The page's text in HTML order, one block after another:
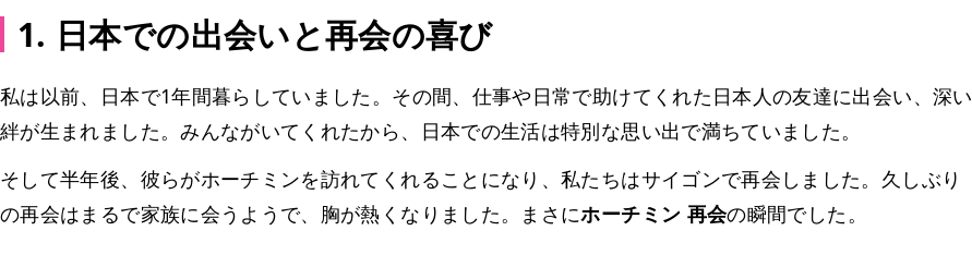
1. 日本での出会いと再会の喜び
私は以前、日本で1年間暮らしていました。その間、仕事や日常で助けてくれた日本人の友達に出会い、深い
絆が生まれました。みんながいてくれたから、日本での生活は特別な思い出で満ちていました。
そして半年後、彼らがホーチミンを訪れてくれることになり、私たちはサイゴンで再会しました。久しぶり
の再会はまるで家族に会うようで、胸が熱くなりました。まさにホーチミン 再会の瞬間でした。